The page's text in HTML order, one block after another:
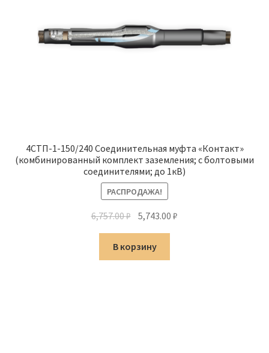
4СТП-1-150/240 Соединительная муфта «Контакт»
(комбинированный комплект заземления; с болтовыми
соединителями; до 1кВ)
РАСПРОДАЖА!
6,757.00₽ Первоначальная
цена
составляла
6,757.00 ₽.
5,743.00₽
В корзину